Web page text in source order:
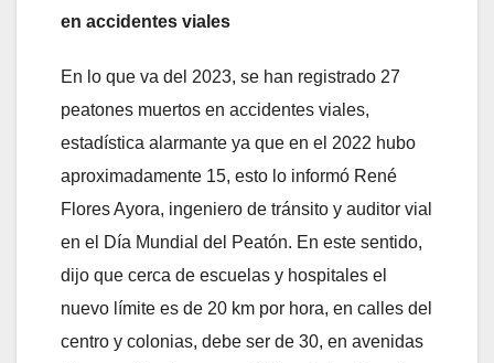
en accidentes viales
En lo que va del 2023, se han registrado 27
peatones muertos en accidentes viales,
estadística alarmante ya que en el 2022 hubo
aproximadamente 15, esto lo informó René
Flores Ayora, ingeniero de tránsito y auditor vial
en el Día Mundial del Peatón. En este sentido,
dijo que cerca de escuelas y hospitales el
nuevo límite es de 20 km por hora, en calles del
centro y colonias, debe ser de 30, en avenidas